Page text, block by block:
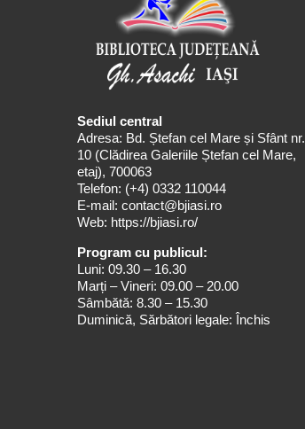
Sediul central
Adresa: Bd. Ștefan cel Mare și Sfânt nr.
10 (Clădirea Galeriile Ștefan cel Mare,
etaj), 700063
Telefon: (+4) 0332 110044
E-mail: contact@bjiasi.ro
Web: https://bjiasi.ro/
Program cu publicul:
Luni: 09.30 – 16.30
Marți – Vineri: 09.00 – 20.00
Sâmbătă: 8.30 – 15.30
Duminică, Sărbători legale: Închis